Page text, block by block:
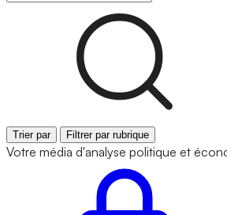
Trier par Filtrer par rubrique
Votre média d'analyse politique et